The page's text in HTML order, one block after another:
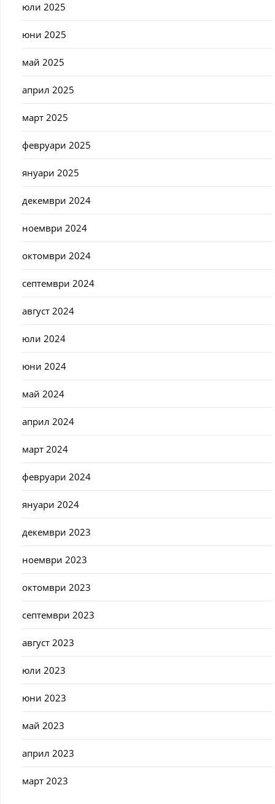
юли 2025
юни 2025
май 2025
април 2025
март 2025
февруари 2025
януари 2025
декември 2024
ноември 2024
октомври 2024
септември 2024
август 2024
юли 2024
юни 2024
май 2024
април 2024
март 2024
февруари 2024
януари 2024
декември 2023
ноември 2023
октомври 2023
септември 2023
август 2023
юли 2023
юни 2023
май 2023
април 2023
март 2023